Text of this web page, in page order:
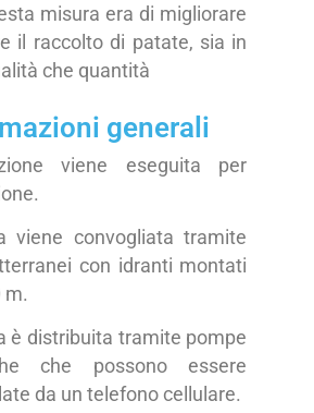
misura era di migliorare
il raccolto di patate, sia in
che quantità
generali
viene eseguita per
viene convogliata tramite
con idranti montati
m.
è distribuita tramite pompe
che possono essere
da un telefono cellulare.